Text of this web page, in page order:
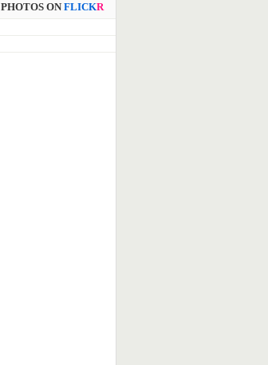
PHOTOS ON FLICKR